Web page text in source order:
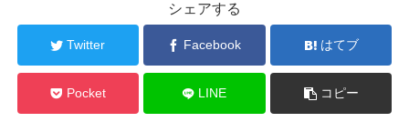
シェアする
Twitter Facebook はてブ
Pocket LINE コピー